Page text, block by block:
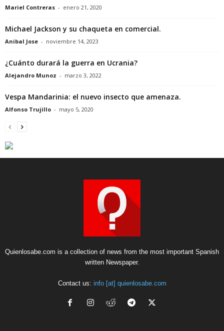
Mariel Contreras - enero 21, 2020
Michael Jackson y su chaqueta en comercial.
Anibal Jose - noviembre 14, 2023
¿Cuánto durará la guerra en Ucrania?
Alejandro Munoz - marzo 3, 2022
Vespa Mandarinia: el nuevo insecto que amenaza.
Alfonso Trujillo - mayo 5, 2020
Quienlosabe.com is a collection of news from the most important Spanish
written Newspaper.
Contact us: info [at] quienlosabe.com